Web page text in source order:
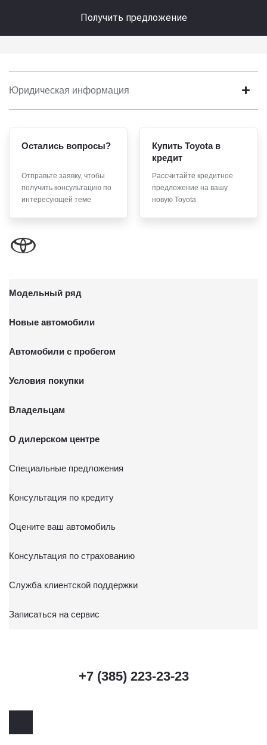
Получить предложение
Юридическая информация
Остались вопросы?
Отправьте заявку, чтобы
получить консультацию по
интересующей теме
Купить Toyota в
кредит
Рассчитайте кредитное
предложение на вашу
новую Toyota
Модельный ряд
Новые автомобили
Автомобили с пробегом
Условия покупки
Владельцам
О дилерском центре
Специальные предложения
Консультация по кредиту
Оцените ваш автомобиль
Консультация по страхованию
Служба клиентской поддержки
Записаться на сервис
+7 (385) 223-23-23